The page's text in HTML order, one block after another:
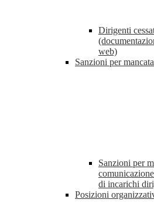
Dirigenti
web)
Sanzioni per
Sanzioni per
di incarichi
Posizioni